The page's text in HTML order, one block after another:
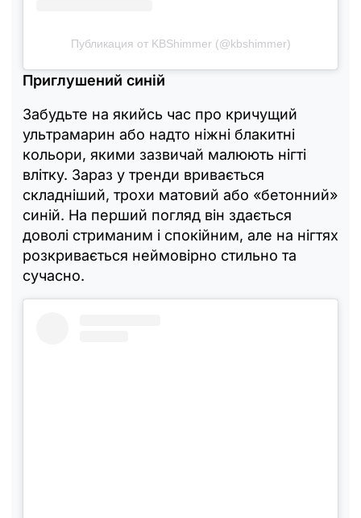
Публикация от KBShimmer (@kbshimmer)
Приглушений синій
Забудьте на якийсь час про кричущий
ультрамарин або надто ніжні блакитні
кольори, якими зазвичай малюють нігті
влітку. Зараз у тренди вривається
складніший, трохи матовий або «бетонний»
синій. На перший погляд він здається
доволі стриманим і спокійним, але на нігтях
розкривається неймовірно стильно та
сучасно.